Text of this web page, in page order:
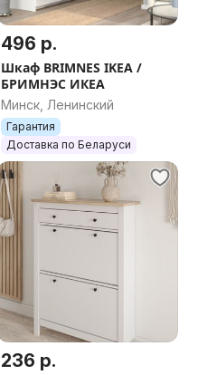
496 р.
Шкаф BRIMNES IKEA /
БРИМНЭС ИКЕА
Минск, Ленинский
Гарантия
Доставка по Беларуси
236 р.